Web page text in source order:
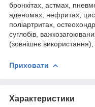
бронхітах, астмах,
аденомах, нефритах,
поліартритах,
суглобів,
(зовнішнє використання),
Приховати
Характеристики